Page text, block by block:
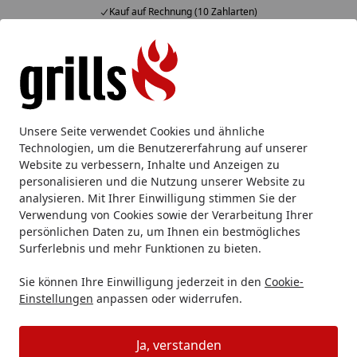
Unsere Seite verwendet Cookies und ähnliche
Technologien, um die Benutzererfahrung auf unserer
Website zu verbessern, Inhalte und Anzeigen zu
personalisieren und die Nutzung unserer Website zu
analysieren. Mit Ihrer Einwilligung stimmen Sie der
Verwendung von Cookies sowie der Verarbeitung Ihrer
persönlichen Daten zu, um Ihnen ein bestmögliches
Surferlebnis und mehr Funktionen zu bieten.
Sie können Ihre Einwilligung jederzeit in den Cookie-
Einstellungen anpassen oder widerrufen.
Ja, verstanden
Kauf auf Rechnung (10 Zahlarten)
Alle Produkte
Mein Konto
Suchen
Startseite
Grillzubehör Räuchern & Smoken Räucherchips & -
Räucherchips & -chunks
Ihre Artikelübersicht
Kategorien
Filter / Sortierung
43 Artikel gefunden